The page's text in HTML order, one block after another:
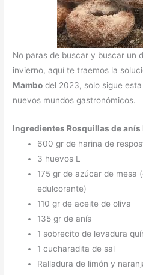
No paras de buscar y buscar un
invierno, aquí te traemos la
Mambo del 2023, solo sigue
nuevos mundos gastronómicos.
Ingredientes Rosquillas de anís
600 gr de harina de
3 huevos L
175 gr de azúcar de mesa
edulcorante)
110 gr de aceite de oliva
135 gr de anís
1 sobrecito de levadura
1 cucharadita de sal
Ralladura de limón y